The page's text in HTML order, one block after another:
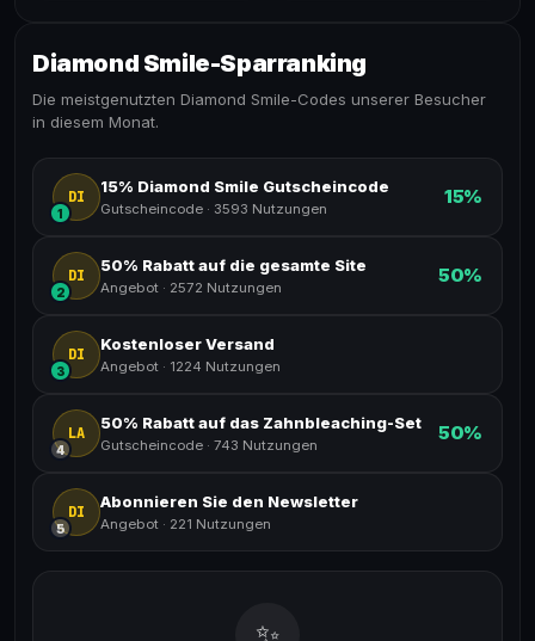
Diamond Smile-Sparranking
Die meistgenutzten Diamond Smile-Codes unserer Besucher
in diesem Monat.
DI
1
15% Diamond Smile Gutscheincode
Gutscheincode · 3593 Nutzungen
15%
DI
2
50% Rabatt auf die gesamte Site
Angebot · 2572 Nutzungen
50%
DI
3
Kostenloser Versand
Angebot · 1224 Nutzungen
LA
4
50% Rabatt auf das Zahnbleaching-Set
Gutscheincode · 743 Nutzungen
50%
DI
5
Abonnieren Sie den Newsletter
Angebot · 221 Nutzungen